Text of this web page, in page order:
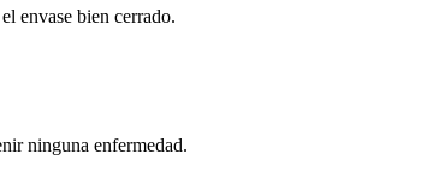
envase bien cerrado.
ninguna enfermedad.